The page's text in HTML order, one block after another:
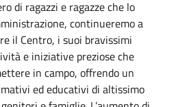
di ragazzi e ragazze che lo
continueremo a
il Centro, i suoi bravissimi
e iniziative preziose che
in campo, offrendo un
ed educativi di altissimo